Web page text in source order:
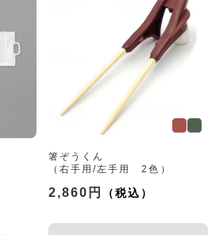
箸ぞうくん
（右手用/左手用 2色）
2,860円